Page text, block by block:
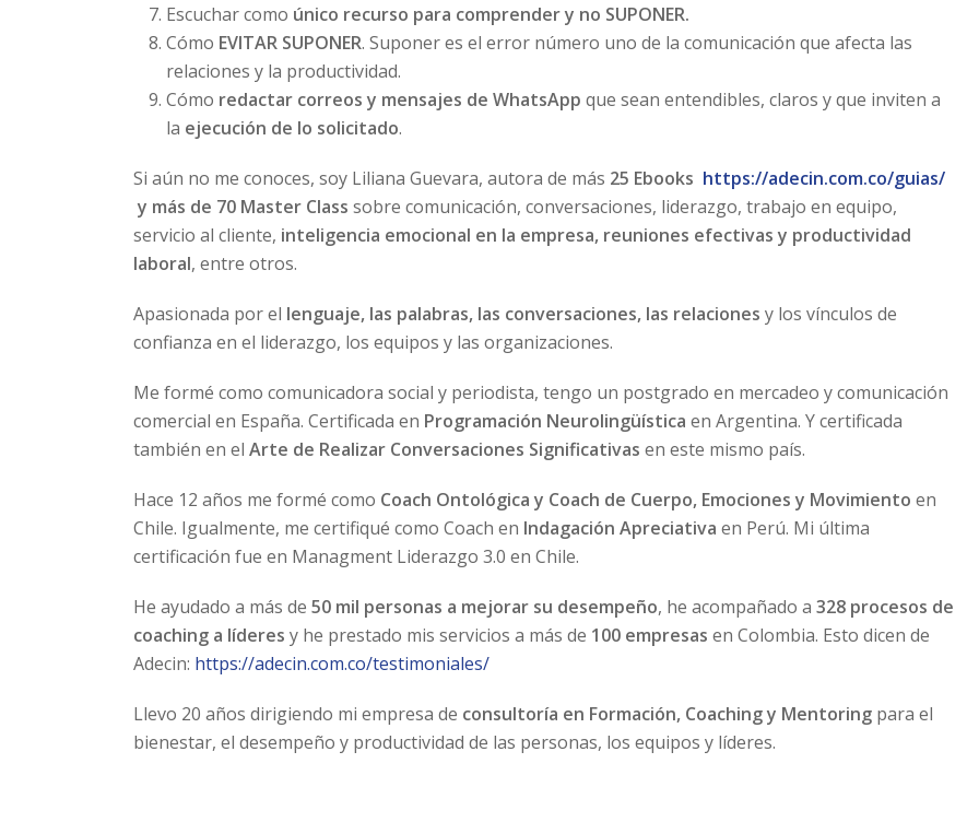
Escuchar como único recurso para comprender y no SUPONER.
Cómo EVITAR SUPONER. Suponer es el error número uno de la comunicación que afecta las
relaciones y la productividad.
Cómo redactar correos y mensajes de WhatsApp que sean entendibles, claros y que inviten a
la ejecución de lo solicitado.
Si aún no me conoces, soy Liliana Guevara, autora de más 25 Ebooks https://adecin.com.co/guias/
y más de 70 Master Class sobre comunicación, conversaciones, liderazgo, trabajo en equipo,
servicio al cliente, inteligencia emocional en la empresa, reuniones efectivas y productividad
laboral, entre otros.
Apasionada por el lenguaje, las palabras, las conversaciones, las relaciones y los vínculos de
confianza en el liderazgo, los equipos y las organizaciones.
Me formé como comunicadora social y periodista, tengo un postgrado en mercadeo y comunicación
comercial en España. Certificada en Programación Neurolingüística en Argentina. Y certificada
también en el Arte de Realizar Conversaciones Significativas en este mismo país.
Hace 12 años me formé como Coach Ontológica y Coach de Cuerpo, Emociones y Movimiento en
Chile. Igualmente, me certifiqué como Coach en Indagación Apreciativa en Perú. Mi última
certificación fue en Managment Liderazgo 3.0 en Chile.
He ayudado a más de 50 mil personas a mejorar su desempeño, he acompañado a 328 procesos de
coaching a líderes y he prestado mis servicios a más de 100 empresas en Colombia. Esto dicen de
Adecin: https://adecin.com.co/testimoniales/
Llevo 20 años dirigiendo mi empresa de consultoría en Formación, Coaching y Mentoring para el
bienestar, el desempeño y productividad de las personas, los equipos y líderes.